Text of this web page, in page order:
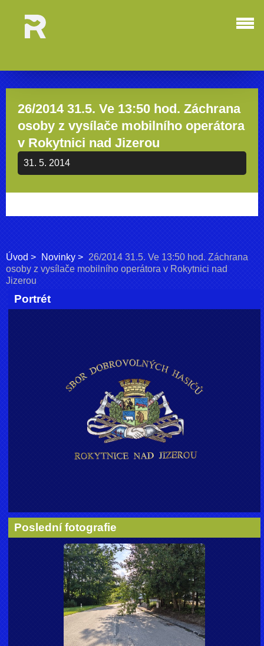
26/2014 31.5. Ve 13:50 hod. Záchrana
osoby z vysílače mobilního operátora
v Rokytnici nad Jizerou
31. 5. 2014
Úvod Novinky
26/2014 31.5. Ve 13:50 hod. Záchrana
osoby z vysílače mobilního operátora v Rokytnici nad
Jizerou
Portrét
Poslední fotografie